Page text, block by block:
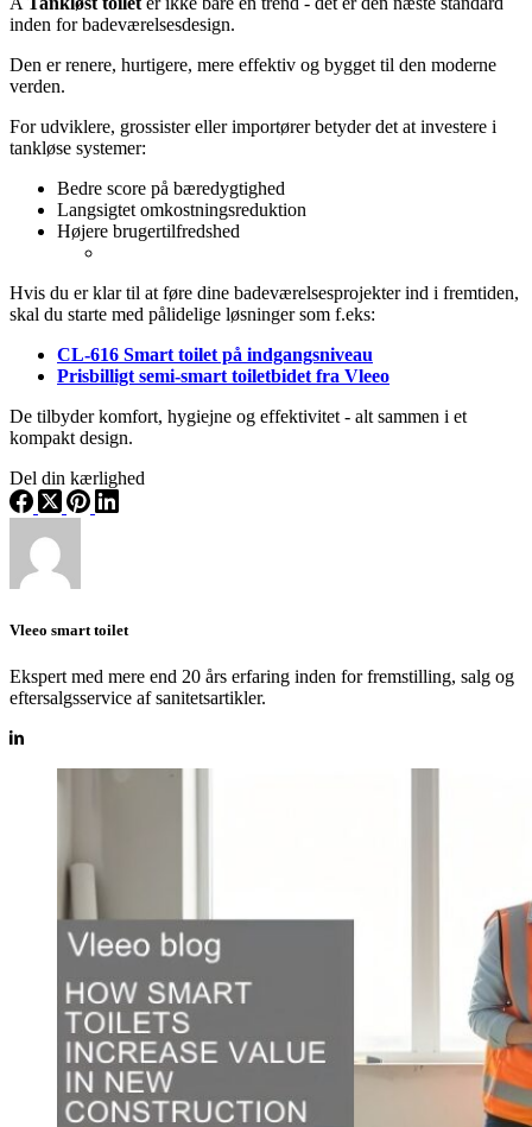
inden for badeværelsesdesign.
Den er renere, hurtigere, mere effektiv og bygget til den moderne
verden.
For udviklere, grossister eller importører betyder det at investere i
tankløse systemer:
Bedre score på bæredygtighed
Langsigtet omkostningsreduktion
Højere brugertilfredshed
Hvis du er klar til at føre dine badeværelsesprojekter ind i fremtiden,
skal du starte med pålidelige løsninger som f.eks:
CL-616 Smart toilet på indgangsniveau
Prisbilligt semi-smart toiletbidet fra Vleeo
De tilbyder komfort, hygiejne og effektivitet - alt sammen i et
kompakt design.
Del din kærlighed
Vleeo smart toilet
Ekspert med mere end 20 års erfaring inden for fremstilling, salg og
eftersalgsservice af sanitetsartikler.